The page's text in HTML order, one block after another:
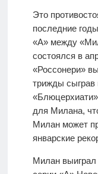
Это
последние
«А» между
состоялся в
«Россонери»
трижды сыграв
для Милана,
Милан может
январские
Милан выиграл